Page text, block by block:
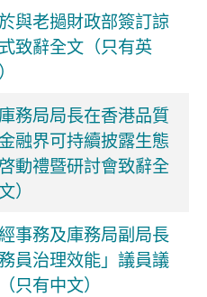
與老撾財政部簽訂諒
致辭全文（只有英
務局局長在香港品質
融界可持續披露生態
動禮暨研討會致辭全
）
事務及庫務局副局長
員治理效能」議員議
只有中文）